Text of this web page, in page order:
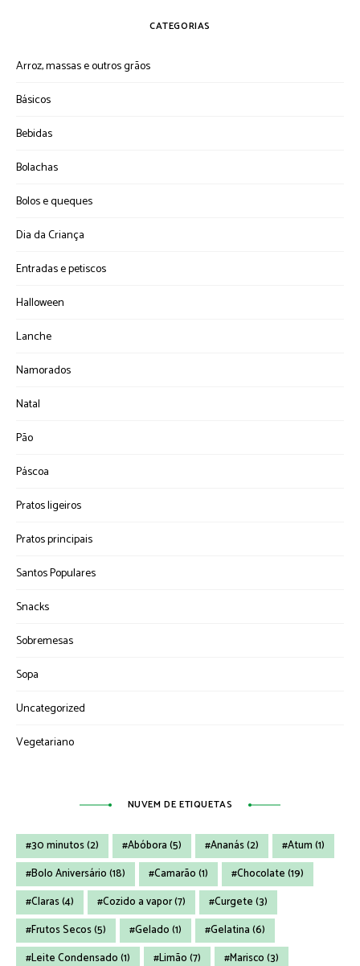
CATEGORIAS
Arroz, massas e outros grãos
Básicos
Bebidas
Bolachas
Bolos e queques
Dia da Criança
Entradas e petiscos
Halloween
Lanche
Namorados
Natal
Pão
Páscoa
Pratos ligeiros
Pratos principais
Santos Populares
Snacks
Sobremesas
Sopa
Uncategorized
Vegetariano
NUVEM DE ETIQUETAS
30 minutos(2) Abóbora(5) Ananás(2) Atum(1)
Bolo Aniversário(18) Camarão(1) Chocolate(19)
Claras(4) Cozido a vapor(7) Curgete(3)
Frutos Secos(5) Gelado(1) Gelatina(6)
Leite Condensado(1) Limão(7) Marisco(3)